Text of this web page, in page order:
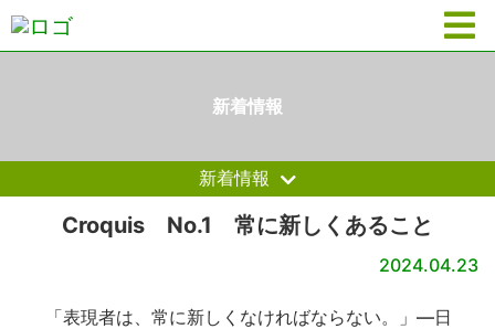
新着情報
新着情報
Croquis No.1 常に新しくあること
2024.04.23
「表現者は、常に新しくなければならない。」—日